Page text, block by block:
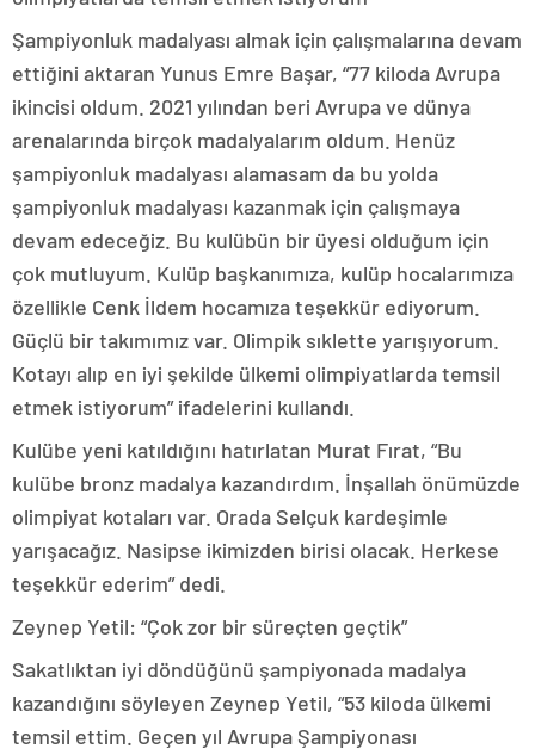
Şampiyonluk madalyası almak için çalışmalarına devam
ettiğini aktaran Yunus Emre Başar, “77 kiloda Avrupa
ikincisi oldum. 2021 yılından beri Avrupa ve dünya
arenalarında birçok madalyalarım oldum. Henüz
şampiyonluk madalyası alamasam da bu yolda
şampiyonluk madalyası kazanmak için çalışmaya
devam edeceğiz. Bu kulübün bir üyesi olduğum için
çok mutluyum. Kulüp başkanımıza, kulüp hocalarımıza
özellikle Cenk İldem hocamıza teşekkür ediyorum.
Güçlü bir takımımız var. Olimpik sıklette yarışıyorum.
Kotayı alıp en iyi şekilde ülkemi olimpiyatlarda temsil
etmek istiyorum” ifadelerini kullandı.
Kulübe yeni katıldığını hatırlatan Murat Fırat, “Bu
kulübe bronz madalya kazandırdım. İnşallah önümüzde
olimpiyat kotaları var. Orada Selçuk kardeşimle
yarışacağız. Nasipse ikimizden birisi olacak. Herkese
teşekkür ederim” dedi.
Zeynep Yetil: “Çok zor bir süreçten geçtik”
Sakatlıktan iyi döndüğünü şampiyonada madalya
kazandığını söyleyen Zeynep Yetil, “53 kiloda ülkemi
temsil ettim. Geçen yıl Avrupa Şampiyonası